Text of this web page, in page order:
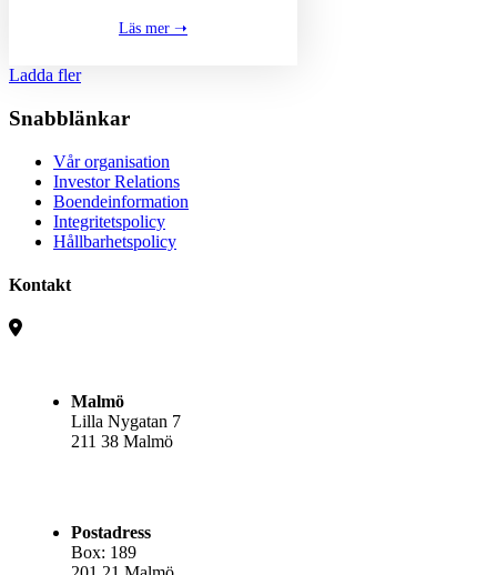
Läs mer ➝
Ladda fler
Snabblänkar
Vår organisation
Investor Relations
Boendeinformation
Integritetspolicy
Hållbarhetspolicy
Kontakt
Malmö
Lilla Nygatan 7
211 38 Malmö
Postadress
Box: 189